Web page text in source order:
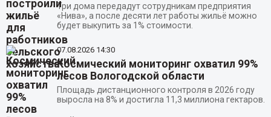
Три дома передадут сотрудникам предприятия
«Нива», а после десяти лет работы жильё можно
будет выкупить за 1% стоимости.
07.08.2026 14:30
Космический мониторинг охватил 99%
лесов Вологодской области
Площадь дистанционного контроля в 2026 году
выросла на 8% и достигла 11,3 миллиона гектаров.